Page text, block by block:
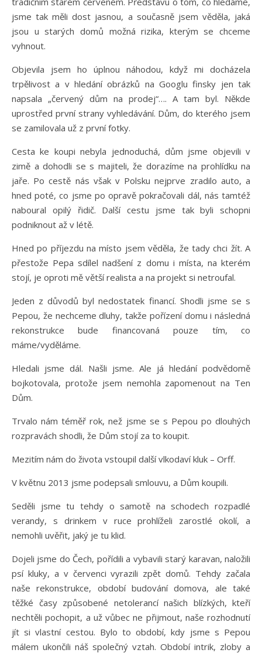
jsme tak měli dost jasnou, a současně jsem věděla, jaká
jsou u starých domů možná rizika, kterým se chceme
vyhnout.
Objevila jsem ho úplnou náhodou, když mi docházela
trpělivost a v hledání obrázků na Googlu finsky jen tak
napsala „červený dům na prodej“…. A tam byl. Někde
uprostřed první strany vyhledávání. Dům, do kterého jsem
se zamilovala už z první fotky.
Cesta ke koupi nebyla jednoduchá, dům jsme objevili v
zimě a dohodli se s majiteli, že dorazíme na prohlídku na
jaře. Po cestě nás však v Polsku nejprve zradilo auto, a
hned poté, co jsme po opravě pokračovali dál, nás tamtéž
naboural opilý řidič. Další cestu jsme tak byli schopni
podniknout až v létě.
Hned po příjezdu na místo jsem věděla, že tady chci žít. A
přestože Pepa sdílel nadšení z domu i místa, na kterém
stojí, je oproti mě větší realista a na projekt si netroufal.
Jeden z důvodů byl nedostatek financí. Shodli jsme se s
Pepou, že nechceme dluhy, takže pořízení domu i následná
rekonstrukce bude financovaná pouze tím, co
máme/vyděláme.
Hledali jsme dál. Našli jsme. Ale já hledání podvědomě
bojkotovala, protože jsem nemohla zapomenout na Ten
Dům.
Trvalo nám téměř rok, než jsme se s Pepou po dlouhých
rozpravách shodli, že Dům stojí za to koupit.
Mezitím nám do života vstoupil další vlkodaví kluk – Orff.
V květnu 2013 jsme podepsali smlouvu, a Dům koupili.
Seděli jsme tu tehdy o samotě na schodech rozpadlé
verandy, s drinkem v ruce prohlíželi zarostlé okolí, a
nemohli uvěřit, jaký je tu klid.
Dojeli jsme do Čech, pořídili a vybavili starý karavan, naložili
psí kluky, a v červenci vyrazili zpět domů. Tehdy začala
naše rekonstrukce, období budování domova, ale také
těžké časy způsobené netolerancí našich blízkých, kteří
nechtěli pochopit, a už vůbec ne přijmout, naše rozhodnutí
jít si vlastní cestou. Bylo to období, kdy jsme s Pepou
málem ukončili náš společný vztah. Období intrik, zloby a